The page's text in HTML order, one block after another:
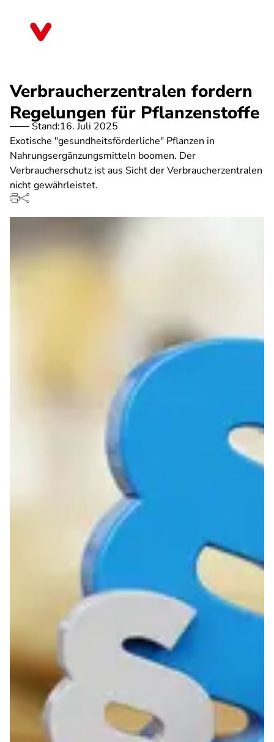
Verbraucherzentralen fordern
Regelungen für Pflanzenstoffe
Stand:16. Juli 2025
Exotische "gesundheitsförderliche" Pflanzen in
Nahrungsergänzungsmitteln boomen. Der
Verbraucherschutz ist aus Sicht der Verbraucherzentralen
nicht gewährleistet.